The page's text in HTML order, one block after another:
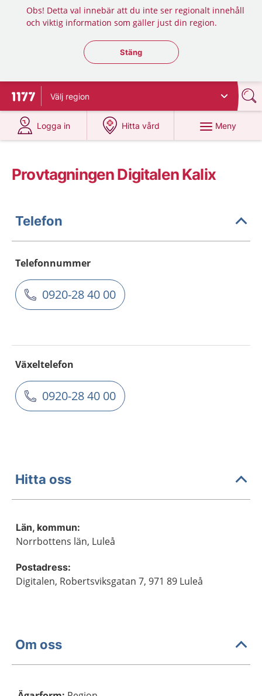
Obs! Detta val innebär att du inte ser regionalt innehåll
och viktig information som gäller just din region.
Stäng regionsväljaren
Stäng
Till startsidan för 1177
Välj region
Logga in
på 1177.se
Hitta vård
på 1177.se
Meny
Provtagningen Digitalen Kalix
Telefon
Telefonnummer
0920-28 40 00
Växeltelefon
0920-28 40 00
Hitta oss
Län, kommun:
Norrbottens län, Luleå
Postadress:
Digitalen, Robertsviksgatan 7, 971 89 Luleå
Om oss